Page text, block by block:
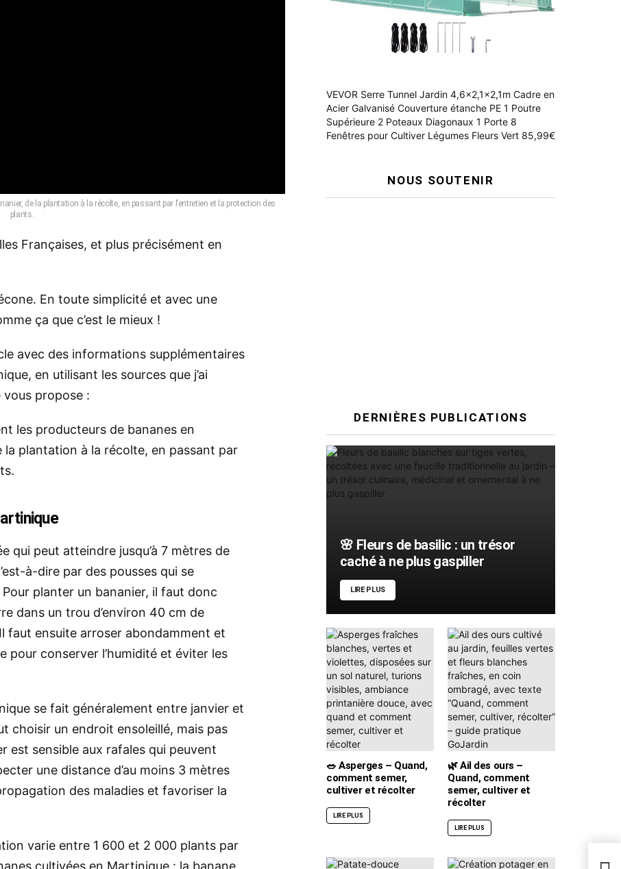
de la plantation à la récolte, en passant par l’entretien et la protection des
plants.
Françaises, et plus précisément en
En toute simplicité et avec une
ça que c’est le mieux !
avec des informations supplémentaires
en utilisant les sources que j’ai
vous propose :
les producteurs de bananes en
plantation à la récolte, en passant par
qui peut atteindre jusqu’à 7 mètres de
à-dire par des pousses qui se
planter un bananier, il faut donc
dans un trou d’environ 40 cm de
faut ensuite arroser abondamment et
pour conserver l’humidité et éviter les
se fait généralement entre janvier et
choisir un endroit ensoleillé, mais pas
est sensible aux rafales qui peuvent
une distance d’au moins 3 mètres
des maladies et favoriser la
varie entre 1 600 et 2 000 plants par
VEVOR Serre Tunnel Jardin 4,6x2,1x2,1m Cadre en
Acier Galvanisé Couverture étanche PE 1 Poutre
Supérieure 2 Poteaux Diagonaux 1 Porte 8
Fenêtres pour Cultiver Légumes Fleurs Vert 85,99€
NOUS SOUTENIR
DERNIÈRES PUBLICATIONS
🌸 Fleurs de basilic : un trésor
caché à ne plus gaspiller
LIRE PLUS
🥗 Asperges – Quand,
comment semer,
cultiver et récolter
LIRE PLUS
🌿 Ail des ours –
Quand, comment
semer, cultiver et
récolter
LIRE PLUS